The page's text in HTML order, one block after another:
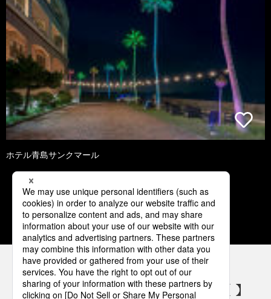
ホテル青島サンクマール
1 2 3 4 5
パナソニックの電気設備 SNSアカウント